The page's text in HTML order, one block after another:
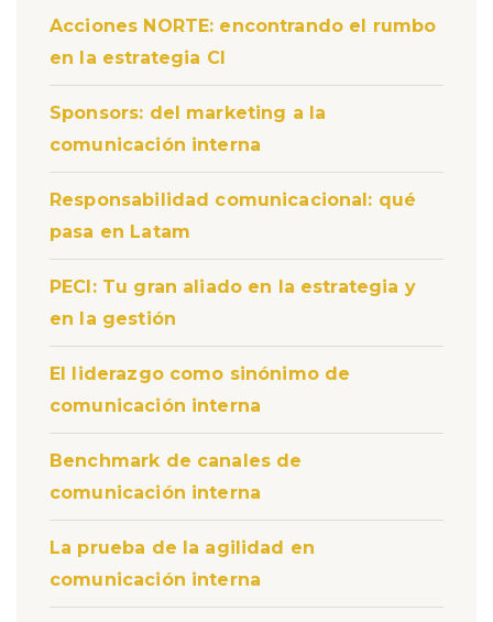
Acciones NORTE: encontrando el rumbo
en la estrategia CI
Sponsors: del marketing a la
comunicación interna
Responsabilidad comunicacional: qué
pasa en Latam
PECI: Tu gran aliado en la estrategia y
en la gestión
El liderazgo como sinónimo de
comunicación interna
Benchmark de canales de
comunicación interna
La prueba de la agilidad en
comunicación interna